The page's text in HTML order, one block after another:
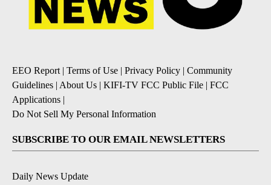
EEO Report | Terms of Use | Privacy Policy | Community
Guidelines | About Us | KIFI-TV FCC Public File | FCC
Applications |
Do Not Sell My Personal Information
SUBSCRIBE TO OUR EMAIL NEWSLETTERS
Daily News Update